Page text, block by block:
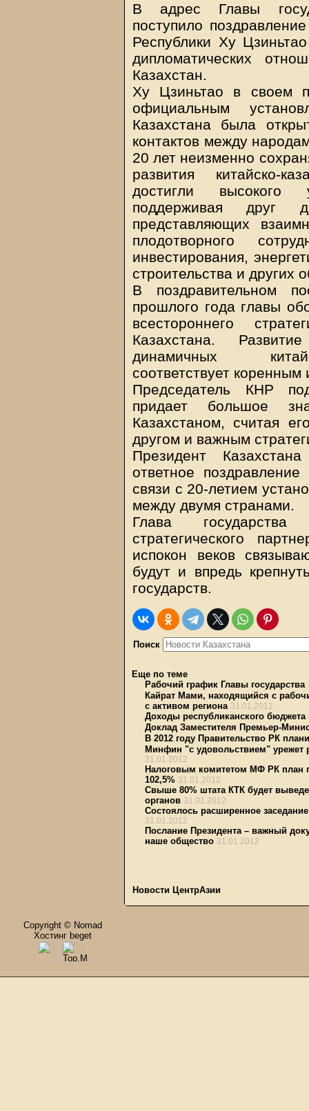
В адрес Главы
поступило
Республики Ху
дипломатических
Казахстан.
Ху Цзиньтао в своем
официальным
Казахстана была
контактов между
20 лет неизменно
развития китайско-
достигли высокого
поддерживая друг
представляющих
плодотворного
инвестирования,
строительства и других
В поздравительном
прошлого года главы
всестороннего
Казахстана.
динамичных
соответствует
Председатель КНР
придает большое
Казахстаном, считая
другом и важным
Президент
ответное
связи с 20-летием
между двумя странами.
Глава
стратегического
испокон веков
будут и впредь
государств.
Поиск
Еще по теме
Рабочий график Главы государства
Кайрат Мами, находящийся с
с активом региона 31.01.2012
Доходы республиканского
Доклад Заместителя Премьер-
В 2012 году Правительство РК
Минфин "с удовольствием" урежет
31.01.2012
Налоговым комитетом МФ РК план
102,5% 31.01.2012
Свыше 80% штата КТК будет
органов 31.01.2012
Состоялось расширенное
31.01.2012
Послание Президента – важный
наше общество 31.01.2012
Новости ЦентрАзии
Copyright © Nomad
Хостинг beget